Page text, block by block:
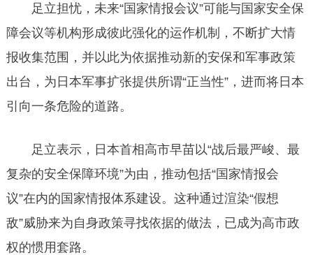
足立担忧，未来“国家情报会议”可能与国家安全保
障会议等机构形成彼此强化的运作机制，不断扩大情
报收集范围，并以此为依据推动新的安保和军事政策
出台，为日本军事扩张提供所谓“正当性”，进而将日本
引向一条危险的道路。
足立表示，日本首相高市早苗以“战后最严峻、最
复杂的安全保障环境”为由，推动包括“国家情报会
议”在内的国家情报体系建设。这种通过渲染“假想
敌”威胁来为自身政策寻找依据的做法，已成为高市政
权的惯用套路。